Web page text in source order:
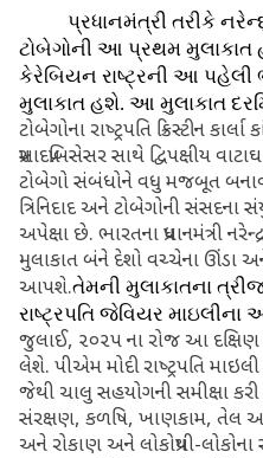
પ્રધાનમંત્રી તરીકે
ટોબેગોની આ પ્રથમ
કેરેબિયન રાષ્‍ટ્રની આ પહેલી
મુલાકાત હશે. આ મુલાકાત
ટોબેગોના રાષ્‍ટ્રપતિ ક્રિસ્‍ટીન
પ્રસાદપ્રબિસેસર સાથે દ્વિપક્ષીય
ટોબેગો સંબંધોને વધુ મજબૂત
ત્રિનિદાદ અને ટોબેગોની
અપેક્ષા છે. ભારતના પ્રધાનમંત્રી
મુલાકાત બંને દેશો વચ્‍ચેના ઊંડા
આપશે.તેમની મુલાકાતના
રાષ્‍ટ્રપતિ જેવિયર
જુલાઈ, ૨૦૨૫ ના રોજ આ દક્ષિણ
લેશે. પીએમ મોદી રાષ્‍ટ્રપતિ માઇલી
જેથી ચાલુ સહયોગની સમીક્ષા
સંરક્ષણ, કળષિ, ખાણકામ, તેલ
અને રોકાણ અને લોકોપ્રથી-